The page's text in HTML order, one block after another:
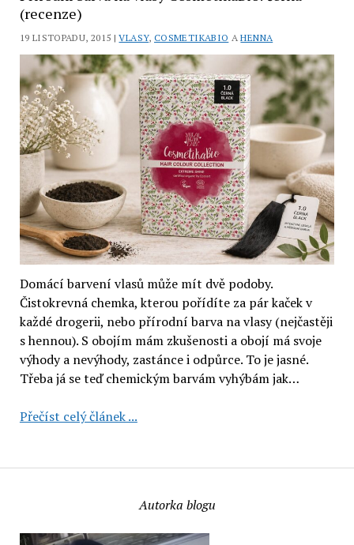
Autorka blogu
Krásná
Den:
CosmetikaBio,
Almara
Soap
a
Argital
(první
dojmy)
(recenze)
19 LISTOPADU, 2015 |VLASY, COSMETIKABIO AHENNA
Domácí barvení vlasů může mít dvě podoby.
Čistokrevná chemka, kterou pořídíte za pár kaček v
každé drogerii, nebo přírodní barva na vlasy (nejčastěji
s hennou). S obojím mám zkušenosti a obojí má svoje
výhody a nevýhody, zastánce i odpůrce. To je jasné.
Třeba já se teď chemickým barvám vyhýbám jak…
Přečíst celý článek ...Přírodní
vlasy
černá
(recenze)